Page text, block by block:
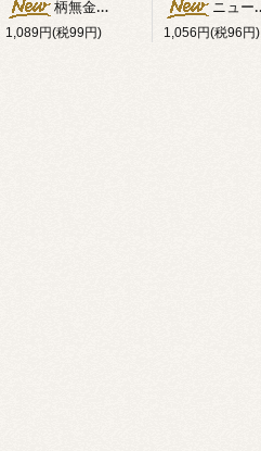
柄無金ベラ斜型（ハガネ）
1,089円(税99円)
ニュージーランド貝うす貝0.1mm厚 約20×90mm
1,056円(税96円)